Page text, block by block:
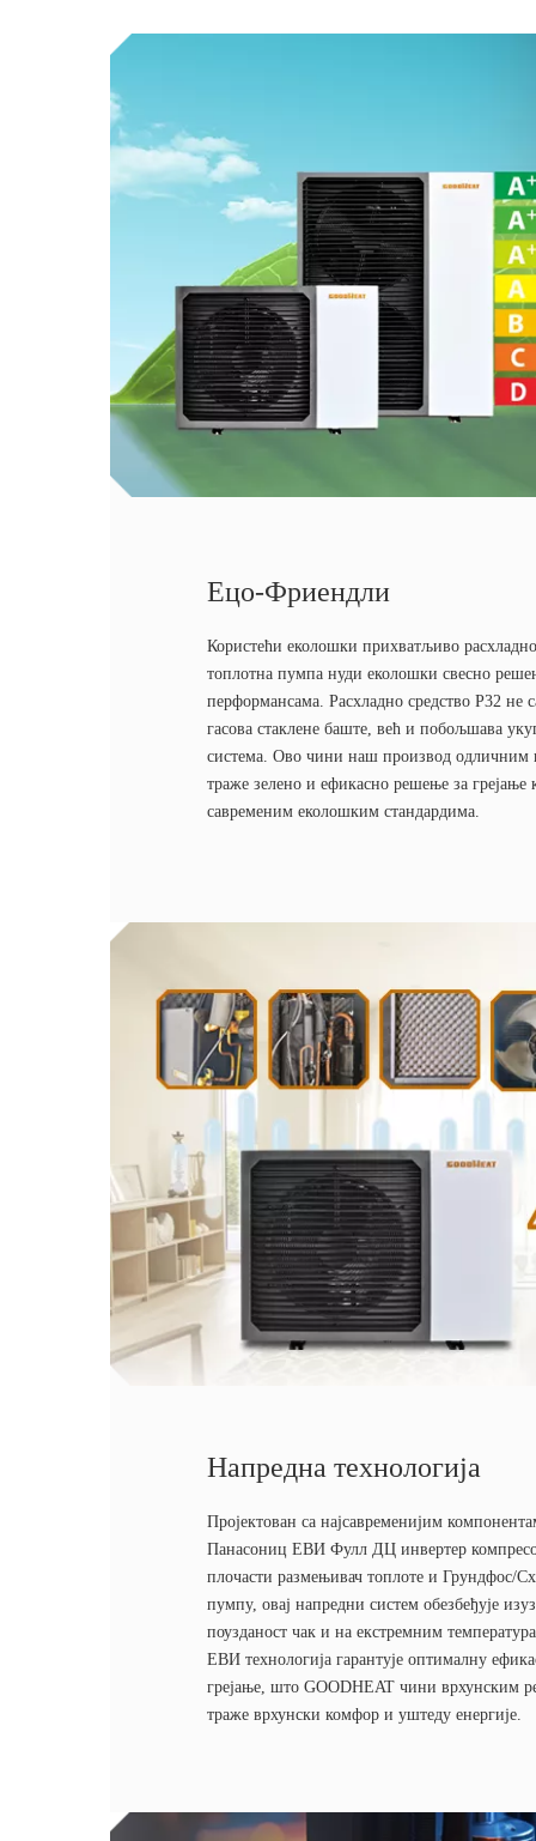
Ецо-Фриендли
Користећи еколошки прихватљиво
топлотна пумпа нуди еколошки свесно
перформансама. Расхладно средство Р32 не
гасова стаклене баште, већ и побољшава
система. Ово чини наш производ одличним
траже зелено и ефикасно решење за грејање
савременим еколошким стандардима.
Напредна технологија
Пројектован са најсавременијим
Панасониц ЕВИ Фулл ДЦ инвертер
плочасти размењивач топлоте и Грундфос/
пумпу, овај напредни систем обезбеђује
поузданост чак и на екстремним
ЕВИ технологија гарантује оптималну
грејање, што GOODHEAT чини врхунским
траже врхунски комфор и уштеду енергије.